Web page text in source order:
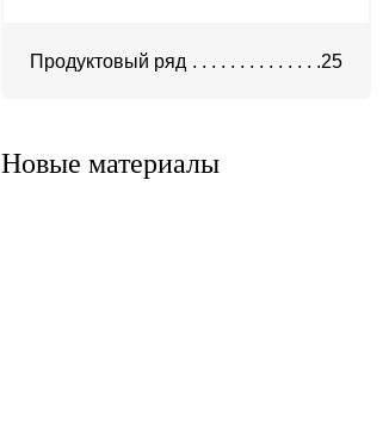
Продуктовый ряд 25
Новые материалы